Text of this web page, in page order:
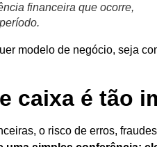
financeira que ocorre,
modelo de negócio, seja
caixa é tão
o risco de erros,